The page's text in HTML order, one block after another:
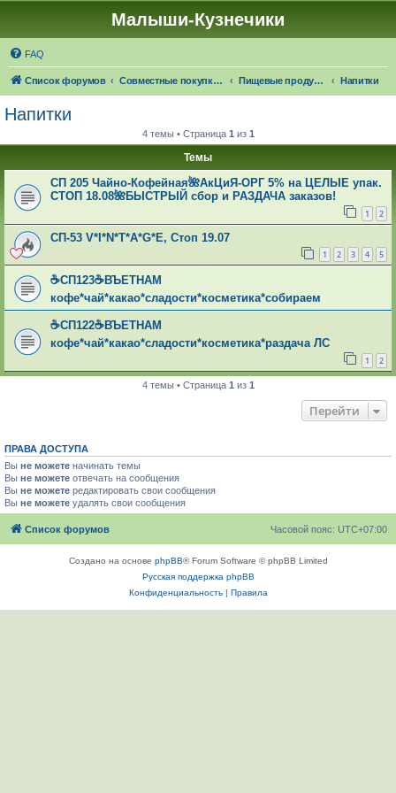
Малыши-Кузнечики
FAQ
Список форумов Совместные покупки "Малыши-Кузнечики" Пищевые продукты: 🍁☔🎓 ЧЕРЕЗ 24 ДНЯ НАСТУПИТ ОСЕНЬ! Напитки
Напитки
4 темы • Страница 1 из 1
Темы
СП 205 Чайно-Кофейная🌺АкЦиЯ-ОРГ 5% на ЦЕЛЫЕ упак.
СТОП 18.08🌺БЫСТРЫЙ сбор и РАЗДАЧА заказов!
1 2
СП-53 V*I*N*T*A*G*E, Стоп 19.07
1 2 3 4 5
☕СП123☕ВЪЕТНАМ
кофе*чай*какао*сладости*косметика*собираем
☕СП122☕ВЪЕТНАМ
кофе*чай*какао*сладости*косметика*раздача ЛС
1 2
4 темы • Страница 1 из 1
Перейти
ПРАВА ДОСТУПА
Вы не можете начинать темы
Вы не можете отвечать на сообщения
Вы не можете редактировать свои сообщения
Вы не можете удалять свои сообщения
Список форумов Часовой пояс: UTC+07:00
Создано на основе phpBB® Forum Software © phpBB Limited
Русская поддержка phpBB
Конфиденциальность| Правила